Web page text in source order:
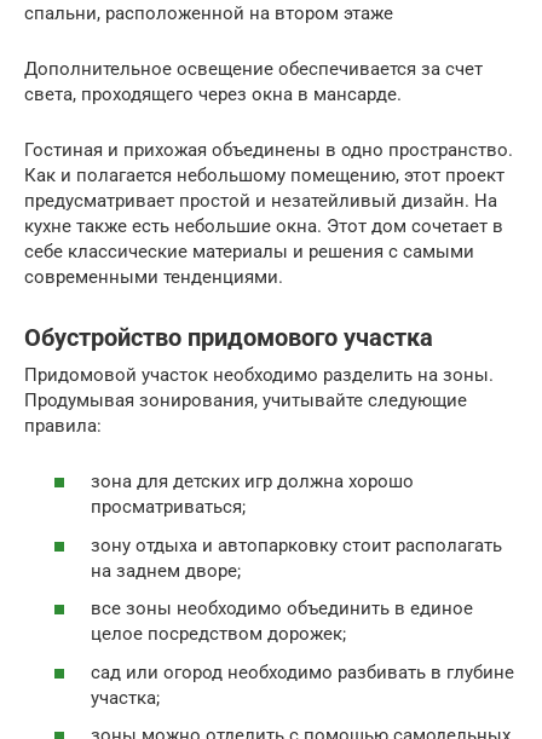
спальни, расположенной на втором этаже
Дополнительное освещение обеспечивается за счет
света, проходящего через окна в мансарде.
Гостиная и прихожая объединены в одно пространство.
Как и полагается небольшому помещению, этот проект
предусматривает простой и незатейливый дизайн. На
кухне также есть небольшие окна. Этот дом сочетает в
себе классические материалы и решения с самыми
современными тенденциями.
Обустройство придомового участка
Придомовой участок необходимо разделить на зоны.
Продумывая зонирования, учитывайте следующие
правила:
зона для детских игр должна хорошо
просматриваться;
зону отдыха и автопарковку стоит располагать
на заднем дворе;
все зоны необходимо объединить в единое
целое посредством дорожек;
сад или огород необходимо разбивать в глубине
участка;